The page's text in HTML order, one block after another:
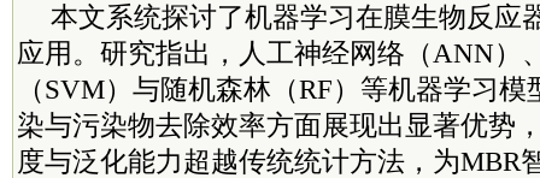
本文系统探讨了机器学习在膜生物反应
应用。研究指出，人工神经网络（ANN）
（SVM）与随机森林（RF）等机器学习
染与污染物去除效率方面展现出显著优势
度与泛化能力超越传统统计方法，为MBR